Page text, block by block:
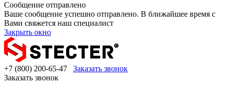
Сообщение отправлено
Ваше сообщение успешно отправлено. В ближайшее время с
Вами свяжется наш специалист
Закрыть окно
+7 (800) 200-65-47
Заказать звонок
Заказать звонок